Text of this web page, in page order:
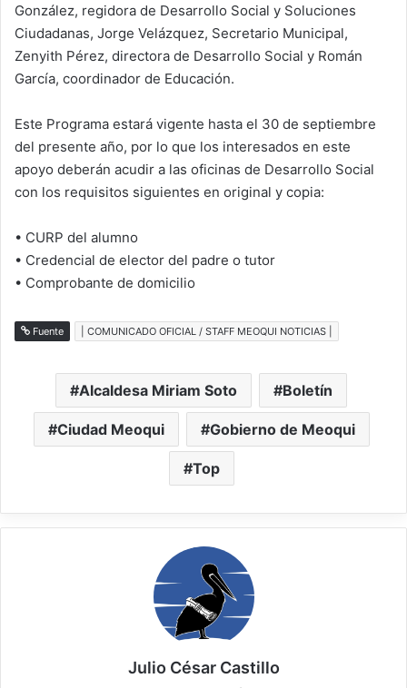
González, regidora de Desarrollo Social y Soluciones
Ciudadanas, Jorge Velázquez, Secretario Municipal,
Zenyith Pérez, directora de Desarrollo Social y Román
García, coordinador de Educación.
Este Programa estará vigente hasta el 30 de septiembre
del presente año, por lo que los interesados en este
apoyo deberán acudir a las oficinas de Desarrollo Social
con los requisitos siguientes en original y copia:
• CURP del alumno
• Credencial de elector del padre o tutor
• Comprobante de domicilio
Fuente | COMUNICADO OFICIAL / STAFF MEOQUI NOTICIAS |
Alcaldesa Miriam Soto Boletín
Ciudad Meoqui Gobierno de Meoqui
Top
Julio César Castillo